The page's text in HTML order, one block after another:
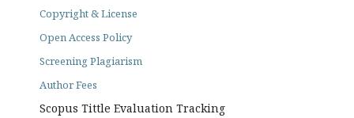
Copyright & License
Open Access Policy
Screening Plagiarism
Author Fees
Scopus Tittle Evaluation Tracking